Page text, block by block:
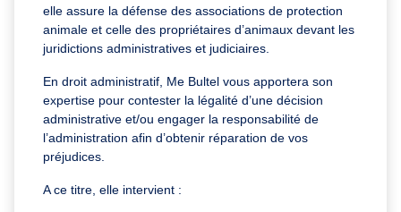
elle assure la défense des associations de protection
animale et celle des propriétaires d’animaux devant les
juridictions administratives et judiciaires.
En droit administratif, Me Bultel vous apportera son
expertise pour contester la légalité d’une décision
administrative et/ou engager la responsabilité de
l’administration afin d’obtenir réparation de vos
préjudices.
A ce titre, elle intervient :